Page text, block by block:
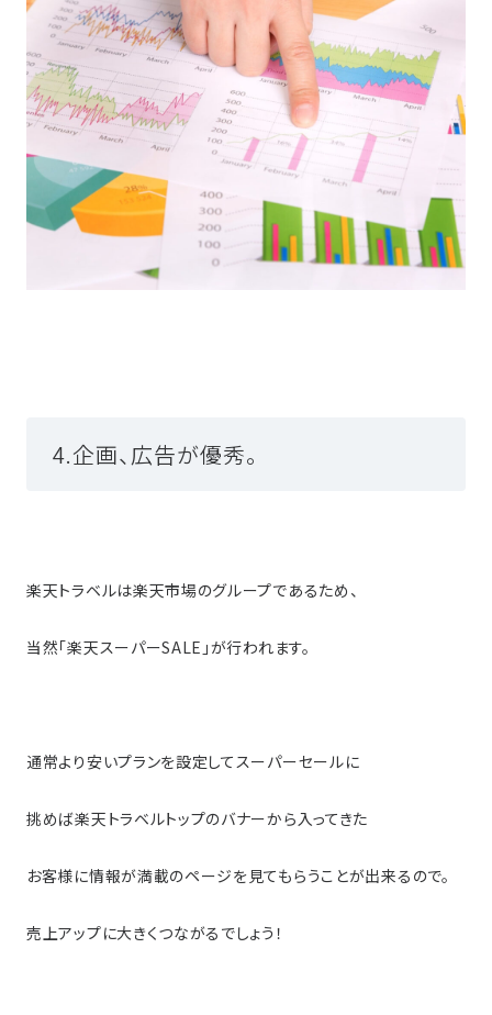
4.企画、広告が優秀。
楽天トラベルは楽天市場のグループであるため、
当然「楽天スーパーSALE」が行われます。
通常より安いプランを設定してスーパーセールに
挑めば楽天トラベルトップのバナーから入ってきた
お客様に情報が満載のページを見てもらうことが出来るので。
売上アップに大きくつながるでしょう！